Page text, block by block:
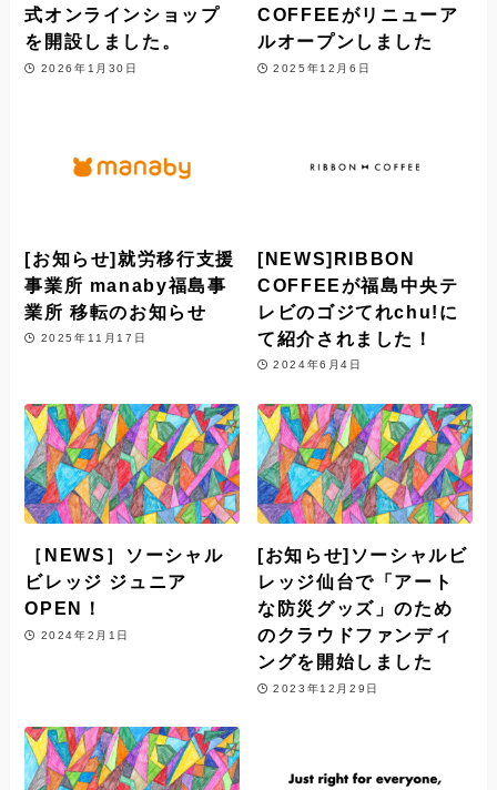
式オンラインショップ
を開設しました。
2026年1月30日
COFFEEがリニューア
ルオープンしました
2025年12月6日
[お知らせ]就労移行支援
事業所 manaby福島事
業所 移転のお知らせ
2025年11月17日
[NEWS]RIBBON
COFFEEが福島中央テ
レビのゴジてれchu!に
て紹介されました！
2024年6月4日
［NEWS］ソーシャル
ビレッジ ジュニア
OPEN！
2024年2月1日
[お知らせ]ソーシャルビ
レッジ仙台で「アート
な防災グッズ」のため
のクラウドファンディ
ングを開始しました
2023年12月29日